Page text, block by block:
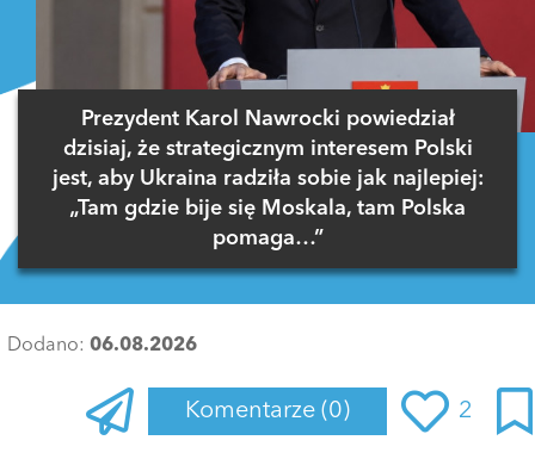
Prezydent Karol Nawrocki powiedział
dzisiaj, że strategicznym interesem Polski
jest, aby Ukraina radziła sobie jak najlepiej:
„Tam gdzie bije się Moskala, tam Polska
pomaga…”
Dodano: 06.08.2026
Komentarze (0) 2